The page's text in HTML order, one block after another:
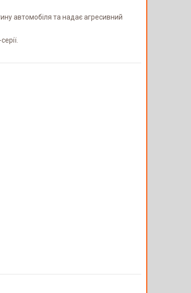
автомобіля та надає агресивний